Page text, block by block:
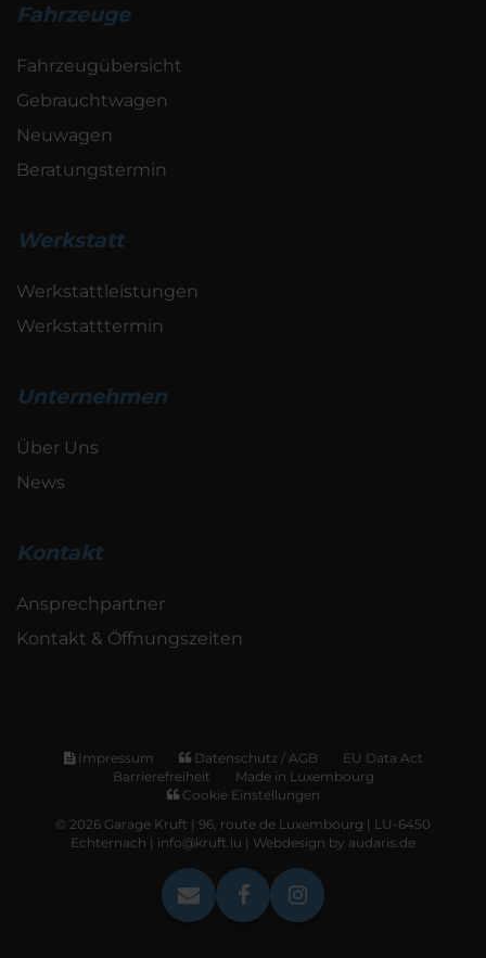
Fahrzeuge
Fahrzeugübersicht
Gebrauchtwagen
Neuwagen
Beratungstermin
Werkstatt
Werkstattleistungen
Werkstatttermin
Unternehmen
Über Uns
News
Kontakt
Ansprechpartner
Kontakt & Öffnungszeiten
Impressum Datenschutz / AGB
EU Data Act
Barrierefreiheit
Made in Luxembourg
Cookie Einstellungen
© 2026 Garage Kruft | 96, route de Luxembourg | LU-6450
Echternach | info@kruft.lu | Webdesign by audaris.de